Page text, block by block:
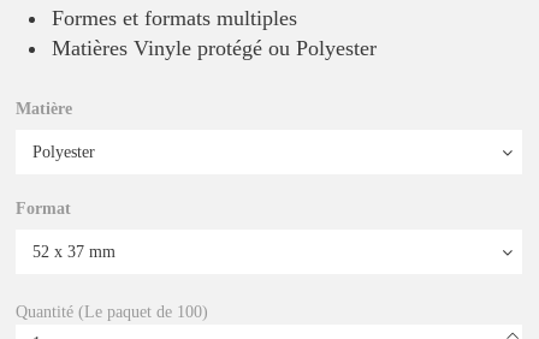
Formes et formats multiples
Matières Vinyle protégé ou Polyester
Matière
Format
Quantité (Le paquet de 100)